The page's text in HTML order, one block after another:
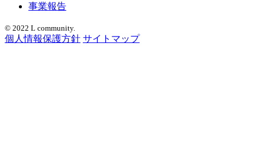
事業報告
© 2022 L community.
個人情報保護方針 サイトマップ